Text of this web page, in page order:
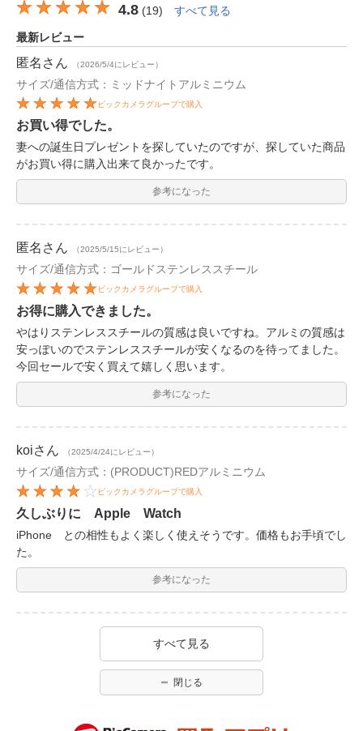
4.8 (19) すべて見る
最新レビュー
匿名 さん （2026/5/4にレビュー）
サイズ/通信方式：ミッドナイトアルミニウム
ビックカメラグループで購入
お買い得でした。
妻への誕生日プレゼントを探していたのですが、探していた商品
がお買い得に購入出来て良かったです。
参考になった
匿名 さん （2025/5/15にレビュー）
サイズ/通信方式：ゴールドステンレススチール
ビックカメラグループで購入
お得に購入できました。
やはりステンレススチールの質感は良いですね。アルミの質感は
安っぽいのでステンレススチールが安くなるのを待ってました。
今回セールで安く買えて嬉しく思います。
参考になった
koiさん （2025/4/24にレビュー）
サイズ/通信方式：(PRODUCT)REDアルミニウム
ビックカメラグループで購入
久しぶりに Apple Watch
iPhone との相性もよく楽しく使えそうです。価格もお手頃でし
た。
参考になった
すべて見る
閉じる